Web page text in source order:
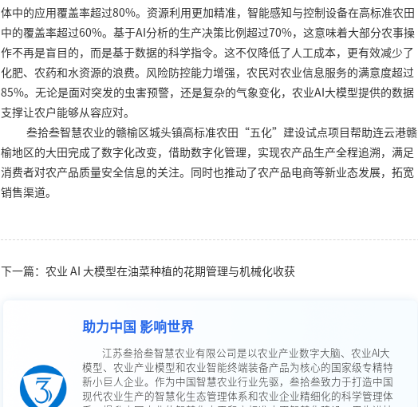
体中的应用覆盖率超过80%。资源利用更加精准，智能感知与控制设备在高标准农田
中的覆盖率超过60%。基于AI 分析的生产决策比例超过 70%，这意味着大部分农事操
作不再是盲目的，而是基于数据的科学指令。这不仅降低了人工成本，更有效减少了
化肥、农药和水资源的浪费。风险防控能力增强，农民对农业信息服务的满意度超过
85%。无论是面对突发的虫害预警，还是复杂的气象变化，农业AI 大模型提供的数据
支撑让农户能够从容应对。
叁拾叁智慧农业的赣榆区城头镇高标准农田
“五化”建设试点项目帮助连云港赣
榆地区的大田完成了数字化改变，借助数字化管理，实现农产品生产全程追溯，满足
消费者对农产品质量安全信息的关注。同时也推动了农产品电商等新业态发展，拓宽
销售渠道。
下一篇：农业 AI 大模型在油菜种植的花期管理与机械化收获
助力中国 影响世界
江苏叁拾叁智慧农业有限公司是以农业产业数字大脑、农业AI大
模型、农业产业模型和农业智能终端装备产品为核心的国家级专精特
新小巨人企业。作为中国智慧农业行业先驱，叁拾叁致力于打造中国
现代农业生产的智慧化生态管理体系和农业企业精细化的科学管理体